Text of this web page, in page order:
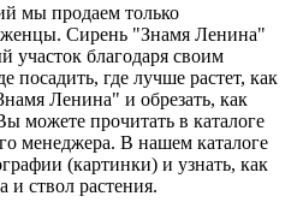
мы продаем только
Сирень "Знамя Ленина"
участок благодаря своим
посадить, где лучше растет, как
Ленина" и обрезать, как
можете прочитать в каталоге
менеджера. В нашем каталоге
(картинки) и узнать, как
и ствол растения.